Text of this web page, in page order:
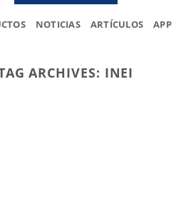
NOTICIAS ARTÍCULOS APP
ARCHIVES: INEI